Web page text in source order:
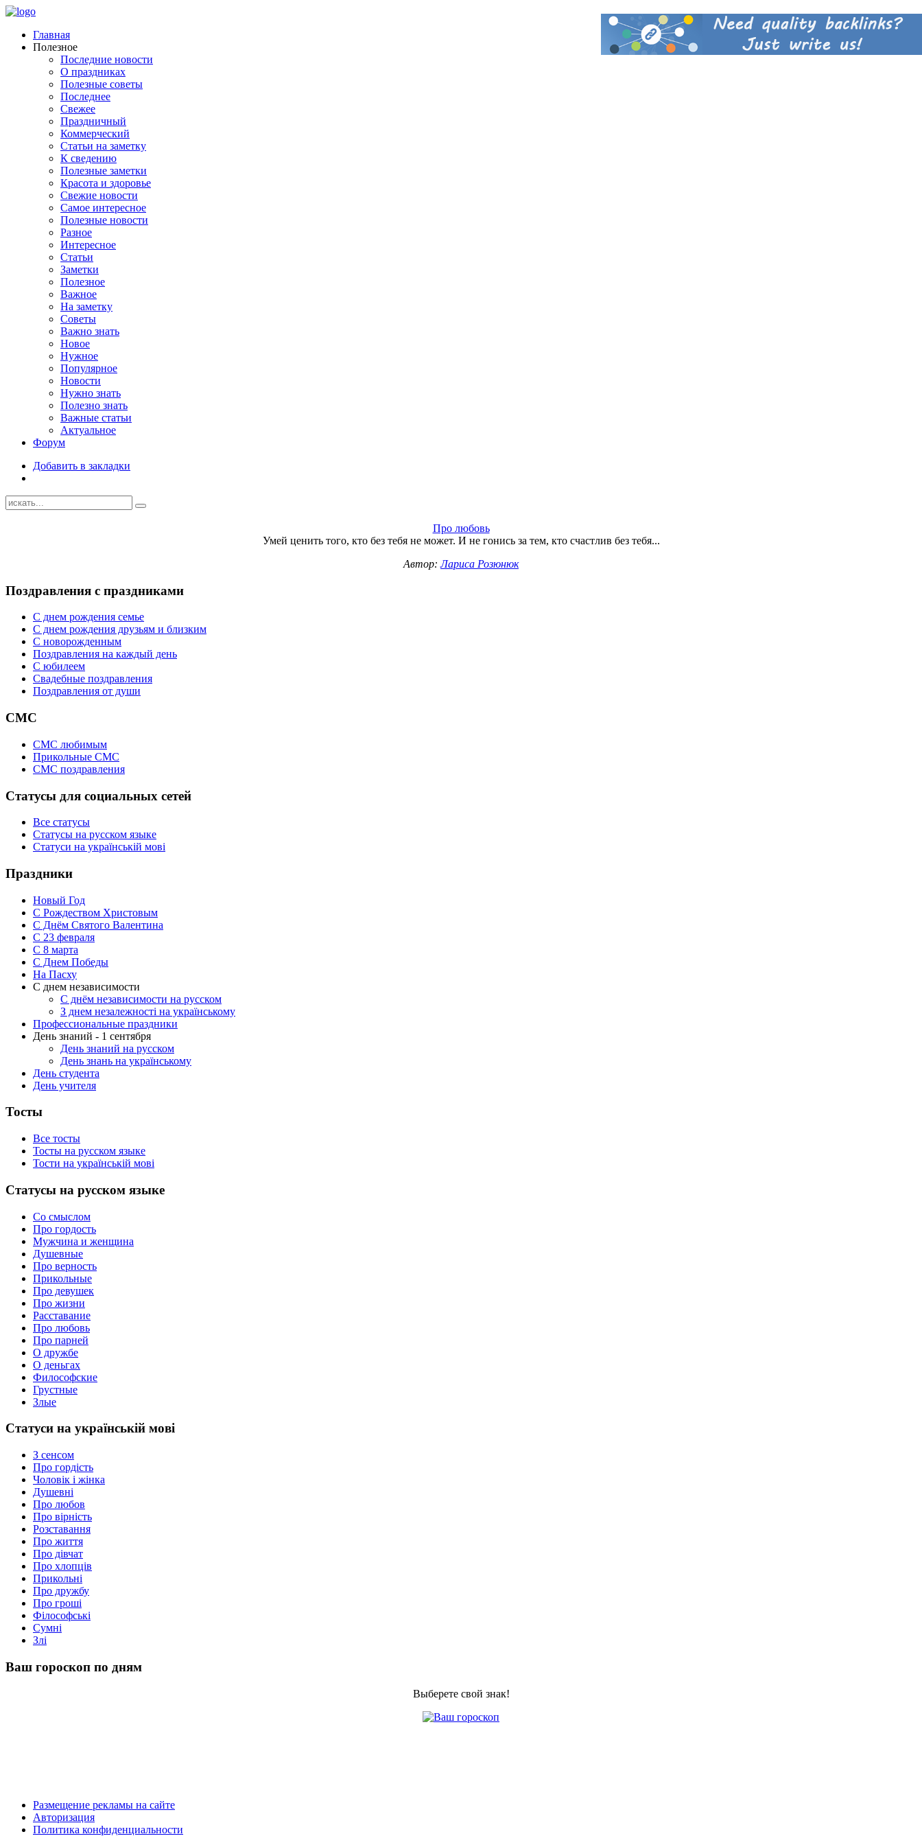
Главная
Полезное
Последние новости
О праздниках
Полезные советы
Последнее
Свежее
Праздничный
Коммерческий
Статьи на заметку
К сведению
Полезные заметки
Красота и здоровье
Свежие новости
Самое интересное
Полезные новости
Разное
Интересное
Статьи
Заметки
Полезное
Важное
На заметку
Советы
Важно знать
Новое
Нужное
Популярное
Новости
Нужно знать
Полезно знать
Важные статьи
Актуальное
Форум
Добавить в закладки
Про любовь
Умей ценить того, кто без тебя не может. И не гонись за тем, кто счастлив без тебя...
Автор:Лариса Розюнюк
Поздравления с праздниками
С днем рождения семье
С днем рождения друзьям и близким
C новорожденным
Поздравления на каждый день
С юбилеем
Свадебные поздравления
Поздравления от души
СМС
СМС любимым
Прикольные СМС
СМС поздравления
Статусы для социальных сетей
Все статусы
Статусы на русском языке
Статуси на українській мові
Праздники
Новый Год
С Рождеством Христовым
С Днём Святого Валентина
С 23 февраля
C 8 марта
С Днем Победы
На Пасху
С днем независимости
С днём независимости на русском
З днем незалежності на українському
Профессиональные праздники
День знаний - 1 сентября
День знаний на русском
День знань на українському
День студента
День учителя
Тосты
Все тосты
Тосты на русском языке
Тости на українській мові
Статусы на русском языке
Со смыслом
Про гордость
Мужчина и женщина
Душевные
Про верность
Прикольные
Про девушек
Про жизни
Расставание
Про любовь
Про парней
О дружбе
О деньгах
Философские
Грустные
Злые
Статуси на українській мові
З сенсом
Про гордість
Чоловік і жінка
Душевні
Про любов
Про вірність
Розставання
Про життя
Про дівчат
Про хлопців
Прикольні
Про дружбу
Про гроші
Філософські
Сумні
Злі
Ваш гороскоп по дням
Выберете свой знак!
Размещение рекламы на сайте
Авторизация
Политика конфиденциальности